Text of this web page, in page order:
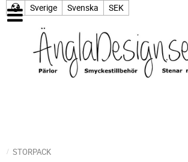
Sverige Svenska SEK
STORPACK